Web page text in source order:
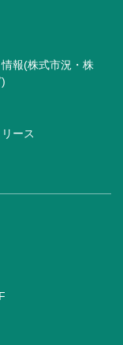
報(株式市況・株
ース